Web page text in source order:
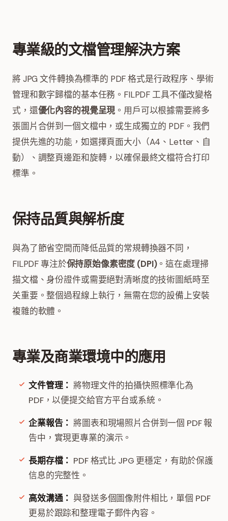
專業級的文檔管理解決方案
將 JPG 文件轉換為標準的 PDF 格式是行政程序、學術
管理和數字歸檔的基本任務。FILPDF 工具不僅改變格
式，還優化內容的視覺呈現 。用戶可以根據需要將多
張圖片合併到一個文檔中，或生成獨立的 PDF。我們
提供先進的功能，如選擇頁面大小（A4、Letter、自
動）、調整頁邊距和旋轉，以確保最終文檔符合打印
標準。
保持品質與解析度
與為了節省空間而降低品質的常規轉換器不同，
FILPDF 專注於保持原始像素密度 (DPI)。這在處理掃
描文檔、身份證件或需要絕對清晰度的技術圖紙時至
关重要。整個過程線上執行，無需在您的設備上安裝
複雜的軟體。
專業及商業環境中的應用
文件管理： 將物理文件的拍攝快照標準化為
PDF，以便提交給官方平台或系統。
企業報告： 將圖表和現場照片合併到一個 PDF 報
告中，實現更專業的演示。
長期存檔： PDF 格式比 JPG 更穩定，有助於保護
信息的完整性。
高效溝通： 與發送多個圖像附件相比，單個 PDF
更易於跟踪和整理電子郵件內容。